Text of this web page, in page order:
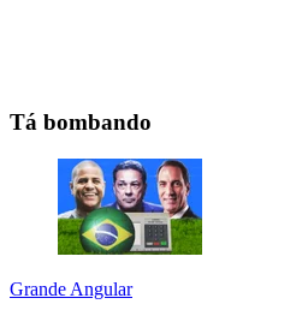
Tá bombando
Grande Angular